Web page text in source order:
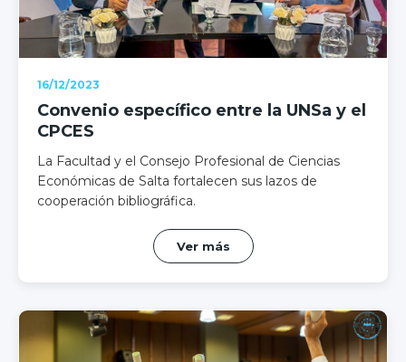
16/12/2023
Convenio específico entre la UNSa y el
CPCES
La Facultad y el Consejo Profesional de Ciencias
Económicas de Salta fortalecen sus lazos de
cooperación bibliográfica.
Ver más